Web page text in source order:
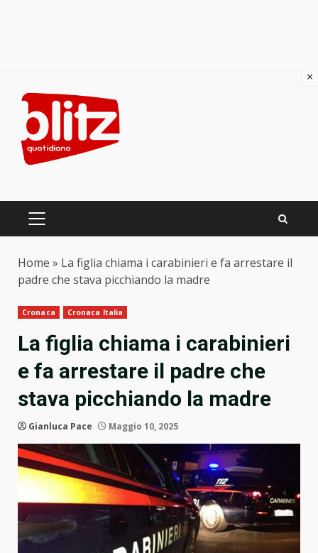
content
PRIMARY
Home » La figlia chiama i carabinieri e fa arrestare il
padre che stava picchiando la madre
Cronaca Cronaca Italia
La figlia chiama i carabinieri
e fa arrestare il padre che
stava picchiando la madre
Gianluca Pace Maggio 10, 2025
×